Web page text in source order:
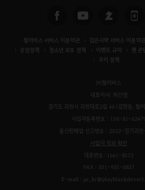
펄어비스 서비스 이용약관 검은사막 서비스 이용약관
운영정책 청소년 보호 정책 이벤트 규약 팬 콘
쿠키 정책
㈜펄어비스
대표이사: 허진영
경기도 과천시 과천대로2길 48 (갈현동, 펄
사업자등록번호 : 138-81-
통신판매업 신고번호 : 2022-경기과
사업자 정보 확인
대표번호: 1661-8572
FAX : 031-935-0837
E-mail :